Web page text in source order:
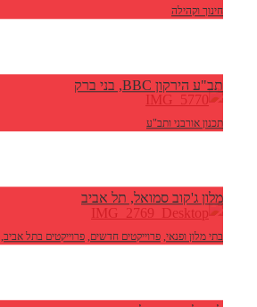
חינוך וקהילה
תב"ע הירקון BBC, בני ברק
תכנון אורבני ותב"ע
מלון ג'קוב סמואל, תל אביב
בתי מלון ופנאי, פרוייקטים חדשים, פרוייקטים בתל אביב,